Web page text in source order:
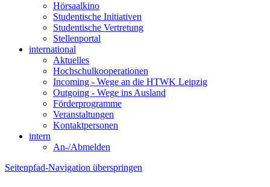
Hörsaalkino
Studentische Initiativen
Studentische Vertretung
Stellenportal
international
Aktuelles
Hochschulkooperationen
Incoming - Wege an die HTWK Leipzig
Outgoing - Wege ins Ausland
Förderprogramme
Veranstaltungen
Kontaktpersonen
intern
An-/Abmelden
Seitenpfad-Navigation überspringen